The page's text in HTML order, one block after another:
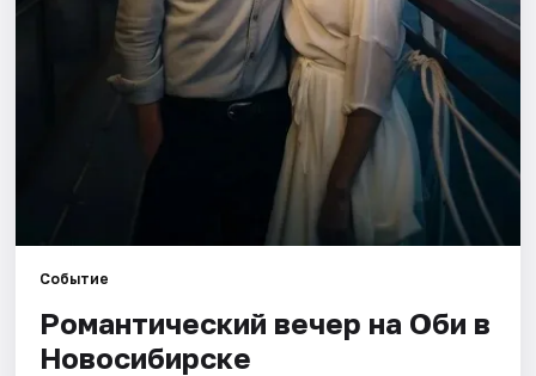
Рейтинги
Событие
Романтический вечер на Оби в
Новосибирске